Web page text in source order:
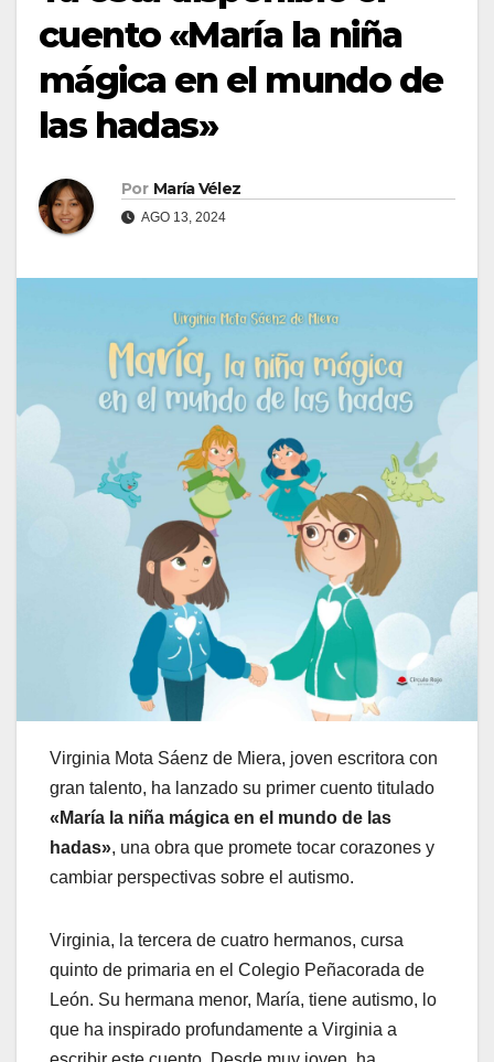
cuento «María la niña
mágica en el mundo de
las hadas»
Por María Vélez
AGO 13, 2024
Virginia Mota Sáenz de Miera, joven escritora con
gran talento, ha lanzado su primer cuento titulado
«María la niña mágica en el mundo de las
hadas», una obra que promete tocar corazones y
cambiar perspectivas sobre el autismo.
Virginia, la tercera de cuatro hermanos, cursa
quinto de primaria en el Colegio Peñacorada de
León. Su hermana menor, María, tiene autismo, lo
que ha inspirado profundamente a Virginia a